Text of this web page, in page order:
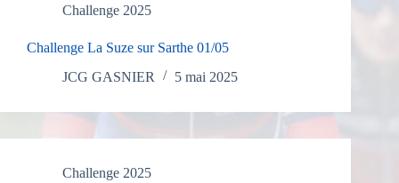
Challenge 2025
Challenge La Suze sur Sarthe 01/05
JCG GASNIER
5 mai 2025
Challenge 2025